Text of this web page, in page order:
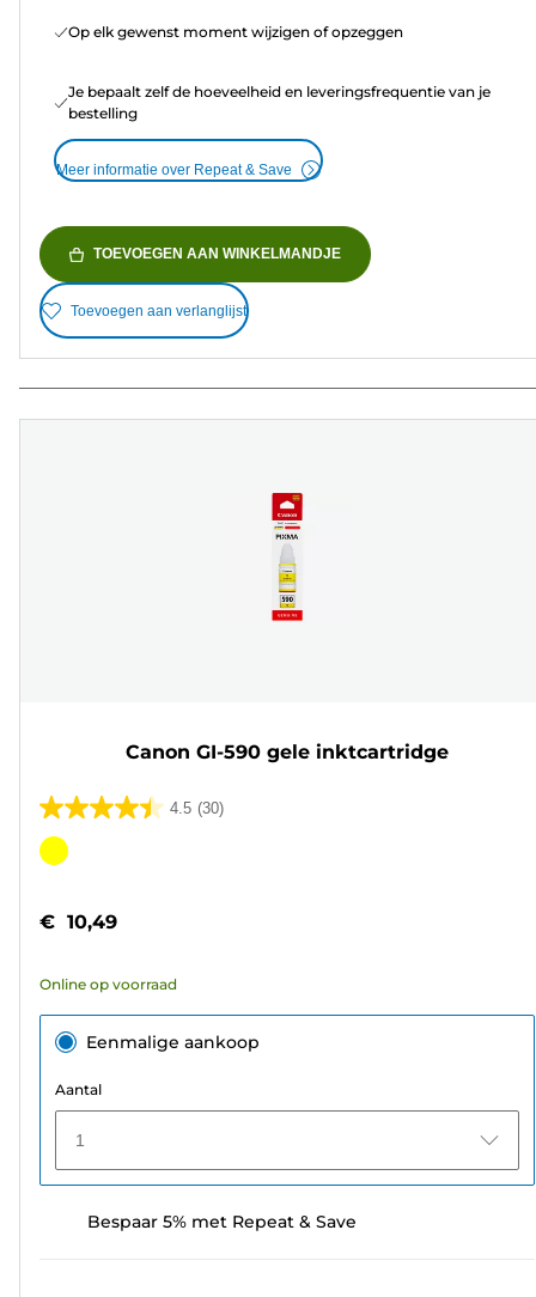
Op elk gewenst moment wijzigen of opzeggen
Je bepaalt zelf de hoeveelheid en leveringsfrequentie van je
bestelling
Meer informatie over Repeat & Save
TOEVOEGEN AAN WINKELMANDJE
Toevoegen aan verlanglijst
Canon GI-590 gele inktcartridge
4.5 (30)
4.5
van
sterren.
beoordelingen
Kleurencartridge
€ 10,49
Online op voorraad
Eenmalige aankoop
Aantal
1
Bespaar 5% met Repeat & Save